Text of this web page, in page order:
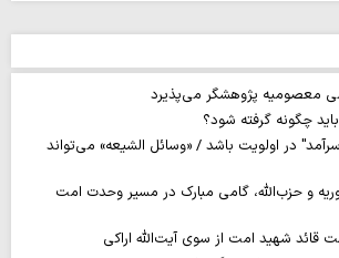
معصومیه پژوهشگر می‌پذیرد
چگونه گرفته شود؟
در اولویت باشد / «وسائل الشیعه» می‌تواند
و حزب‌الله، گامی مبارک در مسیر وحدت امت
قائد شهید امت از سوی آیت‌الله اراکی